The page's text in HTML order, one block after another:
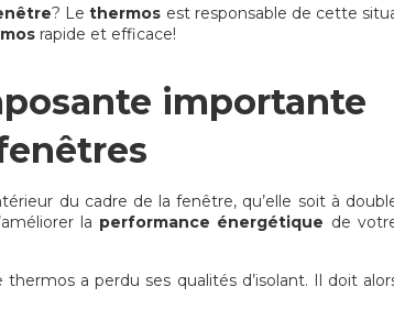
? Lethermos est responsable de cette
rapide et efficace!
importante
du cadre de la fenêtre, qu’elle soit à
la performance énergétique de
thermos a perdu ses qualités d’isolant. Il doit